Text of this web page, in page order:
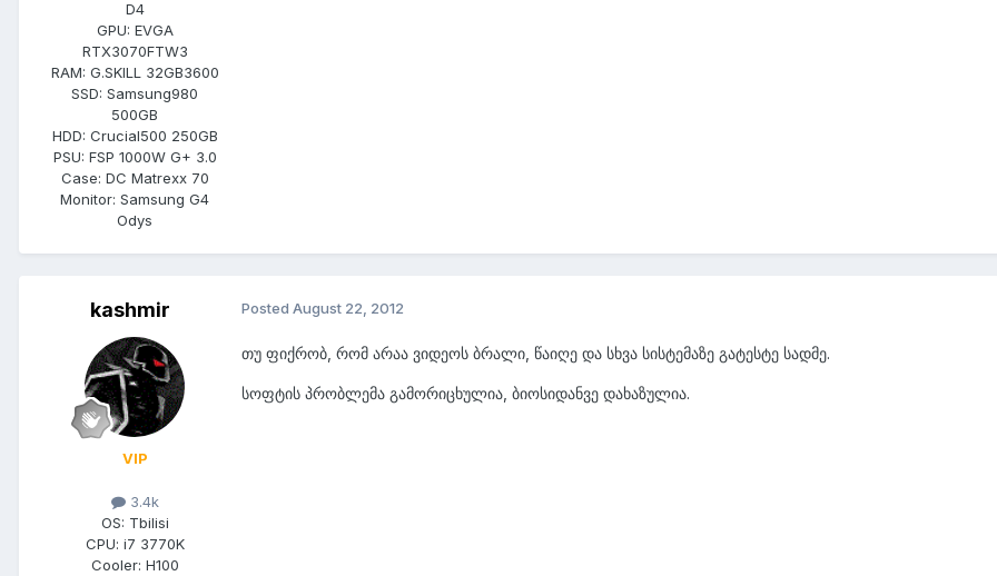
D4
GPU: EVGA
RTX3070FTW3
RAM: G.SKILL 32GB3600
SSD: Samsung980
500GB
HDD: Crucial500 250GB
PSU: FSP 1000W G+ 3.0
Case: DC Matrexx 70
Monitor: Samsung G4
Odys
kashmir
VIP
3.4k
OS: Tbilisi
CPU: i7 3770K
Cooler: H100
Posted August 22, 2012
თუ ფიქრობ, რომ არაა ვიდეოს ბრალი, წაიღე და სხვა სისტემაზე გატესტე სადმე.
სოფტის პრობლემა გამორიცხულია, ბიოსიდანვე დახაზულია.